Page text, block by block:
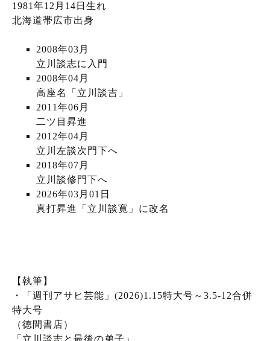
1981年12月14日生れ
北海道帯広市出身
2008年03月
立川談志に入門
2008年04月
高座名「立川談吉」
2011年06月
二ツ目昇進
2012年04月
立川左談次門下へ
2018年07月
立川談修門下へ
2026年03月01日
真打昇進「立川談寛」に改名
【執筆】
・「週刊アサヒ芸能」(2026)1.15特大号～3.5-12合併
特大号
（徳間書店）